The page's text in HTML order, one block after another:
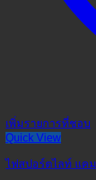
เพิ่มรายการที่ชอบ
Quick View
ไฟสปอร์ตไลท์ แค